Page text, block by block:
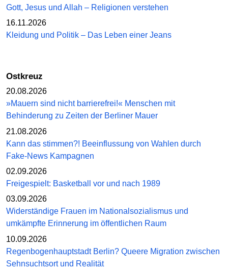
Gott, Jesus und Allah – Religionen verstehen
16.11.2026
Kleidung und Politik – Das Leben einer Jeans
Ostkreuz
20.08.2026
»Mauern sind nicht barrierefrei!« Menschen mit
Behinderung zu Zeiten der Berliner Mauer
21.08.2026
Kann das stimmen?! Beeinflussung von Wahlen durch
Fake-News Kampagnen
02.09.2026
Freigespielt: Basketball vor und nach 1989
03.09.2026
Widerständige Frauen im Nationalsozialismus und
umkämpfte Erinnerung im öffentlichen Raum
10.09.2026
Regenbogenhauptstadt Berlin? Queere Migration zwischen
Sehnsuchtsort und Realität